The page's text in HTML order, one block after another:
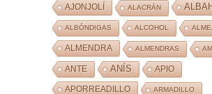
AJONJOLÍ ALACRÁN
ALBÓNDIGAS ALCOHOL
ALMENDRA ALMENDRAS
ANTE ANÍS APIO
APORREADILLO ARMADILLO